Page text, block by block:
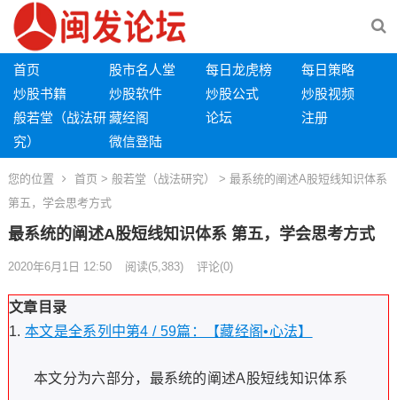
首页 股市名人堂 每日龙虎榜
每日策略
炒股书籍
炒股软件 炒股公式
炒股视频
般若堂（战法研
究）
藏经阁 论坛
注册
微信登陆
您的位置 首页 > 般若堂（战法研究）
> 最系统的阐述A股短线知识体系
第五，学会思考方式
最系统的阐述A股短线知识体系 第五，学会思考方式
2020年6月1日 12:50 阅读(5,383) 评论(0)
文章目录
本文是全系列中第4 / 59篇：【藏经阁•心法】
本文分为六部分，最系统的阐述A股短线知识体系